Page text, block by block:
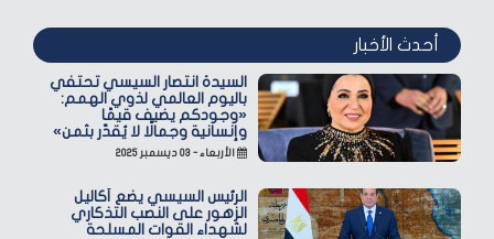
أحدث الأخبار
السيدة انتصار السيسي تحتفي
باليوم العالمي لذوي الهمم:
«وجودكم يضيف قيمًا
وإنسانية وجمالًا لا يُقدّر بثمن»
الأربعاء - ٠٣ ديسمبر ٢٠٢٥
الرئيس السيسي يضع أكاليل
الزهور على النصب التذكاري
لشهداء القوات المسلحة